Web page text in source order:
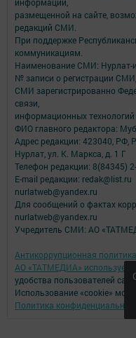
размещенной на сайте,
редакций СМИ.
При поддержке
коммуникациям.
Наименование СМИ: Нурлат-⁠
№ записи о регистрации
СМИ зарегистрированно
связи,
информационных
ФИО главного редактора:
Адрес редакции: 423040, РФ,
Нурлат, ул. К. Маркса, д. 1 Г
Телефон редакции: 8(84345)
E-mail редакции: redak@list.ru
nurlatweb@yandex.ru
Для сообщений о фактах
nurlatweb@yandex.ru
Учредитель СМИ: АО
Антикоррупционная политика
АО «ТАТМЕДИА» использует
удобства пользователей
Использование «cookie»
Политика